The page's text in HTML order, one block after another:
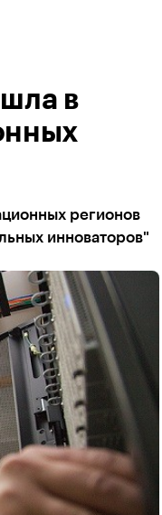
в
регионов
инноваторов"